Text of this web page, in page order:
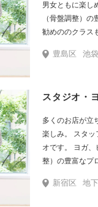
男女ともに楽し
（骨盤調整）
豊島区 池袋駅か
スタジオ・
多くのお店が立
楽しみ。 スタッフ一同、笑顔でお迎えするアットホームなスタジ
オです。 ヨガ、ピラティス、ビューティ・ペルヴィス（骨盤調
整）の豊富なプログラム
と、アクセス抜
新宿区 地下鉄飯田橋駅B3出口すぐ。 有楽町線・南北線 飯田橋駅改札よりB3出口まで徒歩